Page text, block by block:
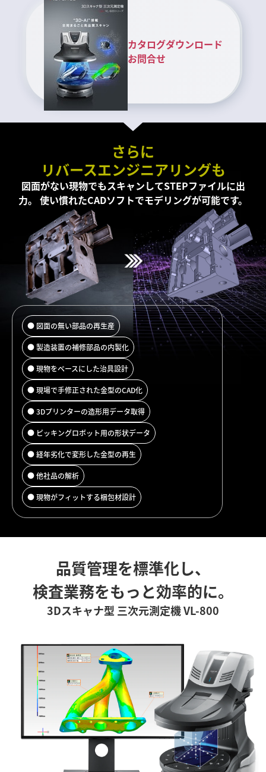
カタログダウンロード
お問合せ
さらに
リバースエンジニアリングも
図面がない現物でもスキャンしてSTEPファイルに出
力。 使い慣れたCADソフトでモデリングが可能です。
図面の無い部品の再生産
製造装置の補修部品の内製化
現物をベースにした治具設計
現場で手修正された金型のCAD化
3Dプリンターの造形用データ取得
ピッキングロボット用の形状データ
経年劣化で変形した金型の再生
他社品の解析
現物がフィットする梱包材設計
品質管理を標準化し、
検査業務をもっと効率的に。
3Dスキャナ型 三次元測定機 VL-800